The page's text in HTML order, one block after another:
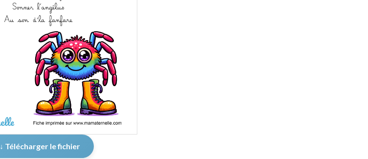
↓ Télécharger le fichier